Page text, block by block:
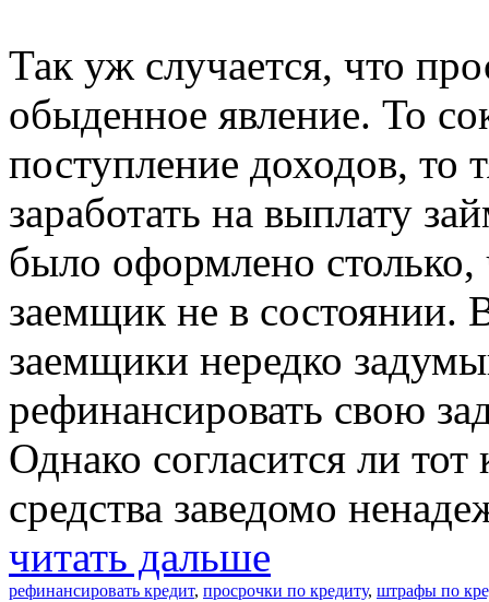
Так уж случается, что
обыденное явление. То
поступление доходов, то
заработать на выплату
было оформлено столько,
заемщик не в
заемщики нередко
рефинансировать свою
Однако согласится ли
средства заведомо
читать дальше
рефинансировать кредит, просрочки по кредиту, штрафы по